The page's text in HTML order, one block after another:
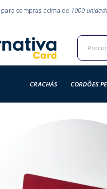
compras acima de 1000
CRACHÁS CORDÕES